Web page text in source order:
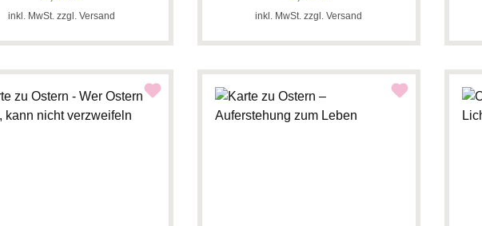
inkl. MwSt. zzgl. Versand inkl. MwSt. zzgl. Versand